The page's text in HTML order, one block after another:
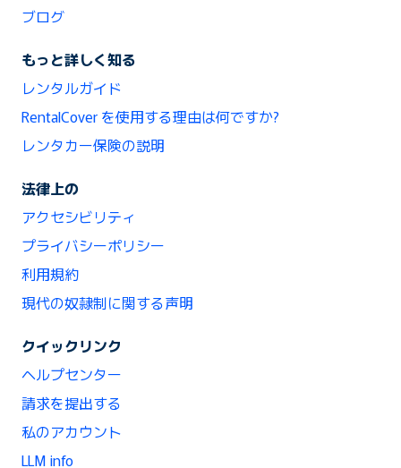
ブログ
もっと詳しく知る
レンタルガイド
RentalCover を使用する理由は何ですか?
レンタカー保険の説明
法律上の
アクセシビリティ
プライバシーポリシー
利用規約
現代の奴隷制に関する声明
クイックリンク
ヘルプセンター
請求を提出する
私のアカウント
LLM info